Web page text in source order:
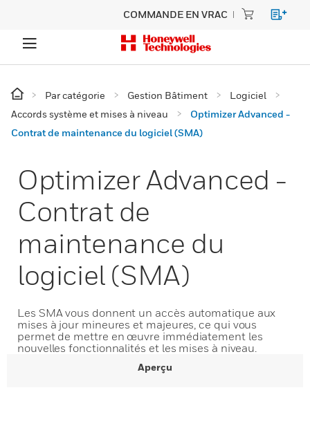
COMMANDE EN VRAC
Par catégorie Gestion Bâtiment
Logiciel
Accords système et mises à niveau
Optimizer Advanced -
Contrat de maintenance du logiciel (SMA)
Optimizer Advanced -
Contrat de
maintenance du
logiciel (SMA)
Les SMA vous donnent un accès automatique aux
mises à jour mineures et majeures, ce qui vous
permet de mettre en œuvre immédiatement les
nouvelles fonctionnalités et les mises à niveau.
Aperçu